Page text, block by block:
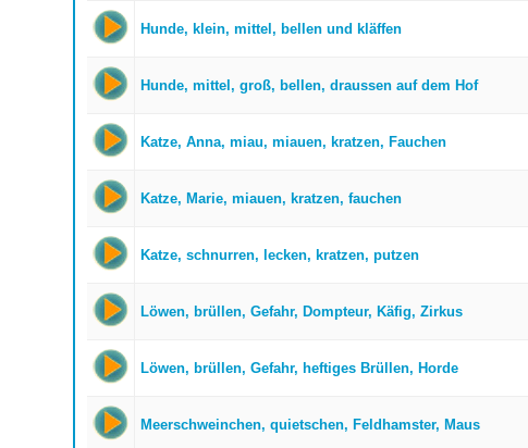
Hunde, klein, mittel, bellen und kläffen
Hunde, mittel, groß, bellen, draussen auf dem Hof
Katze, Anna, miau, miauen, kratzen, Fauchen
Katze, Marie, miauen, kratzen, fauchen
Katze, schnurren, lecken, kratzen, putzen
Löwen, brüllen, Gefahr, Dompteur, Käfig, Zirkus
Löwen, brüllen, Gefahr, heftiges Brüllen, Horde
Meerschweinchen, quietschen, Feldhamster, Maus